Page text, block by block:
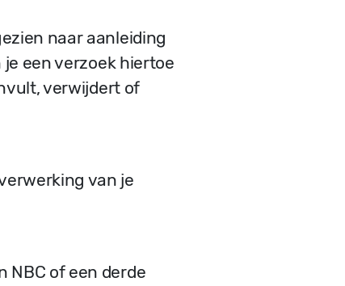
naar aanleiding
een verzoek hiertoe
verwijdert of
van je
NBC of een derde